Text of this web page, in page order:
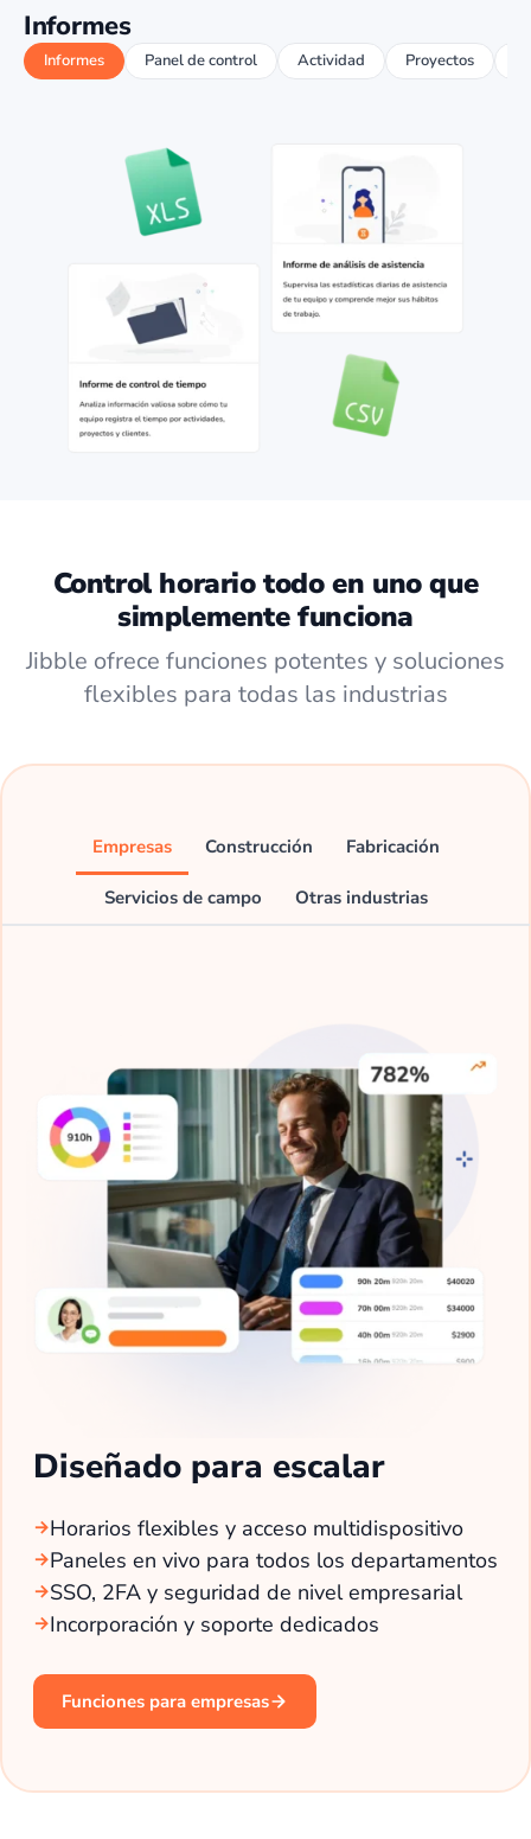
Informes
Informes Panel de control Actividad Proyectos
Control horario todo en uno que
simplemente funciona
Jibble ofrece funciones potentes y soluciones
flexibles para todas las industrias
Empresas Construcción Fabricación
Servicios de campo Otras industrias
Diseñado para escalar
Horarios flexibles y acceso multidispositivo
Paneles en vivo para todos los departamentos
SSO, 2FA y seguridad de nivel empresarial
Incorporación y soporte dedicados
Funciones para empresas